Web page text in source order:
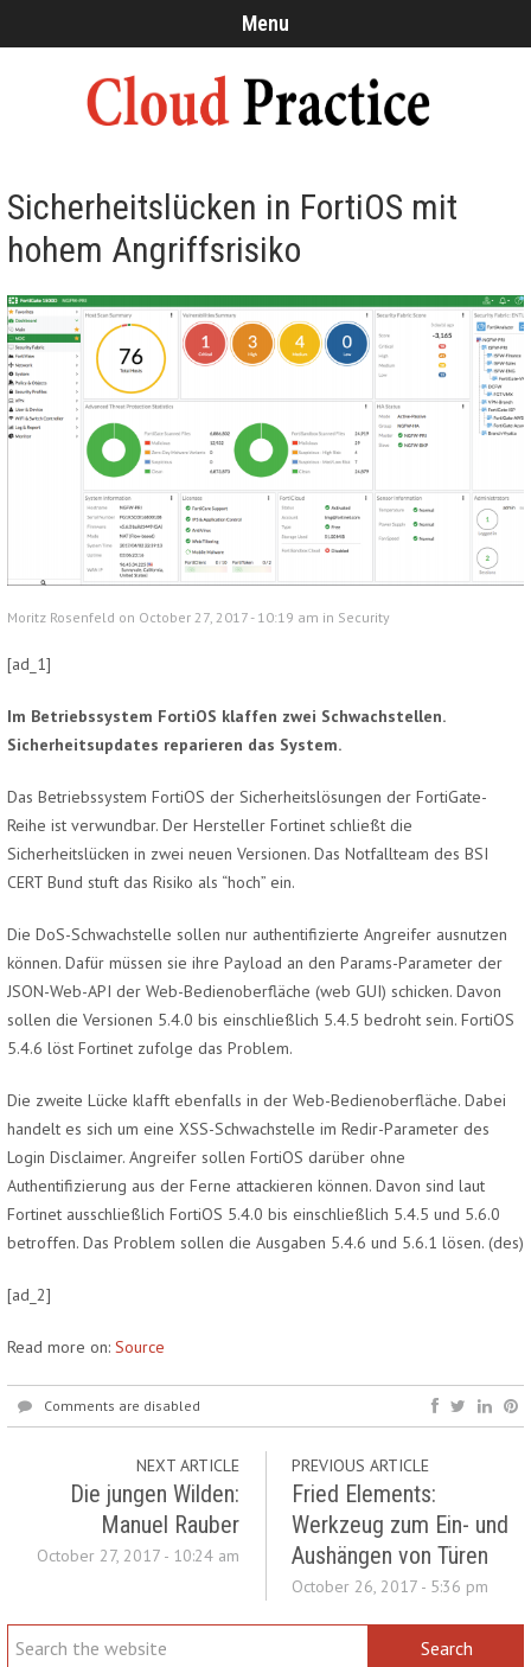
Menu
Sicherheitslücken in FortiOS mit
hohem Angriffsrisiko
Moritz Rosenfeld on October 27, 2017 - 10:19 am in Security
[ad_1]
Im Betriebssystem FortiOS klaffen zwei Schwachstellen.
Sicherheitsupdates reparieren das System.
Das Betriebssystem FortiOS der Sicherheitslösungen der FortiGate-
Reihe ist verwundbar. Der Hersteller Fortinet schließt die
Sicherheitslücken in zwei neuen Versionen. Das Notfallteam des BSI
CERT Bund stuft das Risiko als “hoch” ein.
Die DoS-Schwachstelle sollen nur authentifizierte Angreifer ausnutzen
können. Dafür müssen sie ihre Payload an den Params-Parameter der
JSON-Web-API der Web-Bedienoberfläche (web GUI) schicken. Davon
sollen die Versionen 5.4.0 bis einschließlich 5.4.5 bedroht sein. FortiOS
5.4.6 löst Fortinet zufolge das Problem.
Die zweite Lücke klafft ebenfalls in der Web-Bedienoberfläche. Dabei
handelt es sich um eine XSS-Schwachstelle im Redir-Parameter des
Login Disclaimer. Angreifer sollen FortiOS darüber ohne
Authentifizierung aus der Ferne attackieren können. Davon sind laut
Fortinet ausschließlich FortiOS 5.4.0 bis einschließlich 5.4.5 und 5.6.0
betroffen. Das Problem sollen die Ausgaben 5.4.6 und 5.6.1 lösen. (des)
[ad_2]
Read more on: Source
Comments are disabled
NEXT ARTICLE
Die jungen Wilden:
Manuel Rauber
October 27, 2017 - 10:24 am
PREVIOUS ARTICLE
Fried Elements:
Werkzeug zum Ein- und
Aushängen von Türen
October 26, 2017 - 5:36 pm